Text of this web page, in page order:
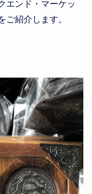
エンド・マーケッ
ご紹介します。